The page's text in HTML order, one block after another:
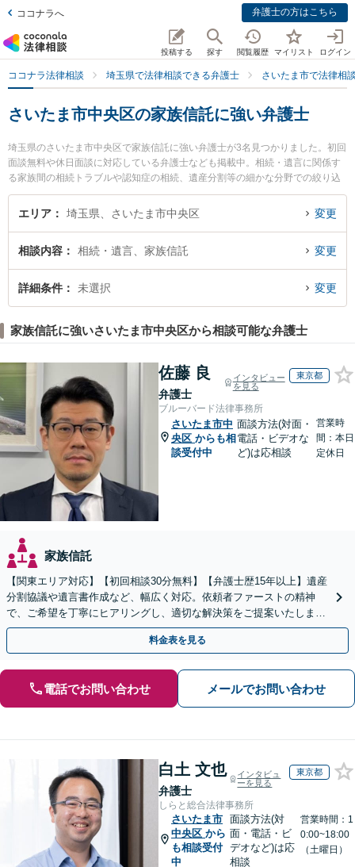
ココナラへ 弁護士の方はこちら
投稿する 探す 閲覧履歴 マイリスト ログイン
ココナラ法律相談 埼玉県で法律相談できる弁護士 さいたま市で法律相
さいたま市中央区の家族信託に強い弁護士
埼玉県のさいたま市中央区で家族信託に強い弁護士が3名見つかりました。初回
面談無料や休日面談に対応している弁護士なども掲載中。相続・遺言に関係す
る家族間の相続トラブルや認知症の相続、遺産分割等の細かな分野での絞り込
み検索もでき便利です。特にSINTO法律事務所の鈴木 秀二弁護士や安里総合法
律事務所の安里 国之助弁護士、さいたま新都心法律事務所の眞砂 一也弁護士の
たい』『家族信託のトラブル解決の実績豊富な近くの弁護士を検索したい』
『初回相談無料で家族信託を法律相談できるさいたま市中央区内の弁護士に相
談予約したい』などでお困りの相談者さんにおすすめです。
エリア 埼玉県、さいたま市中央区 変更
相談内容 相続・遺言、家族信託 変更
詳細条件 未選択 変更
家族信託に強いさいたま市中央区から相談可能な弁護士
佐藤 良
弁護士
インタビュー
を見る
東京都
ブルーバード法律事務所
さいたま市中
央区 からも相
談受付中
面談方法(対面・
電話・ビデオな
ど)は応相談
営業時
間：本日
定休日
家族信託
【関東エリア対応】【初回相談30分無料】【弁護士歴15年以上】遺産
分割協議や遺言書作成など、幅広く対応。依頼者ファーストの精神
で、ご希望を丁寧にヒアリングし、適切な解決策をご提案いたしま
す。まずは無料相談でお悩みをお聞かせください。
料金表を見る
電話でお問い合わせ メールでお問い合わせ
白土 文也
弁護士
インタビュ
ーを見る
東京都
しらと総合法律事務所
さいたま市
中央区 から
も相談受付
中
面談方法(対
面・電話・ビ
デオなど)は応
相談
営業時間：1
0:00~18:00
（土曜日）